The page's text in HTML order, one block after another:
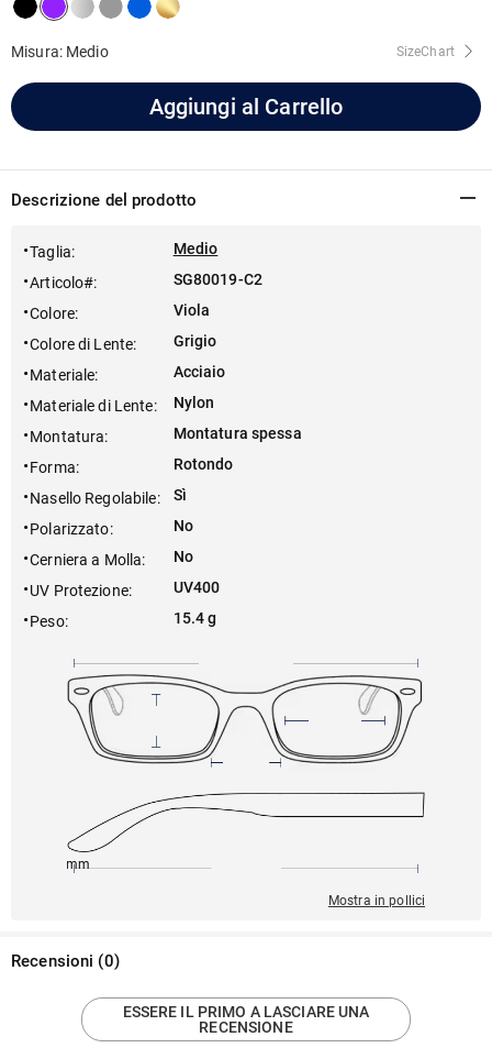
Misura: Medio SizeChart
Aggiungi al Carrello
Descrizione del prodotto
Taglia:
Medio
Articolo#:
SG80019-C2
Colore:
Viola
Colore di Lente:
Grigio
Materiale:
Acciaio
Materiale di Lente:
Nylon
Montatura:
Montatura spessa
Forma:
Rotondo
Nasello Regolabile:
Sì
Polarizzato:
No
Cerniera a Molla:
No
UV Protezione:
UV400
Peso: 15.4 g
145mm
Mostra in pollici
Recensioni (0)
ESSERE IL PRIMO A LASCIARE UNA
RECENSIONE